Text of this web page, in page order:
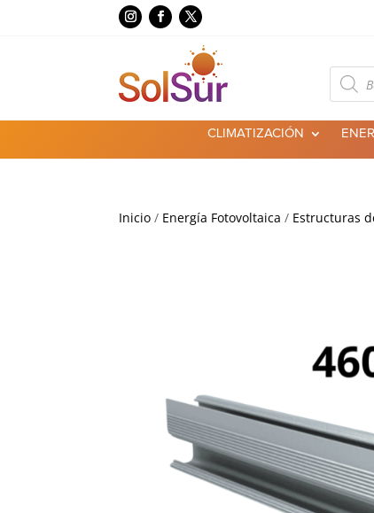
de
CLIMATIZACIÓN
Inicio / Energía Fotovoltaica / Estructuras